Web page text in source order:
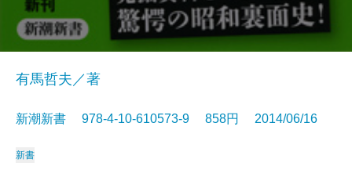
有馬哲夫／著
新潮新書 978-4-10-610573-9 858円 2014/06/16
新書